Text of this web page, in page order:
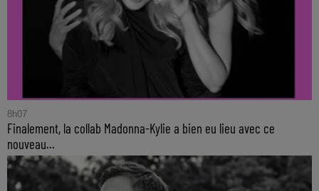
8h07
Finalement, la collab Madonna-Kylie a bien eu lieu avec ce
nouveau...